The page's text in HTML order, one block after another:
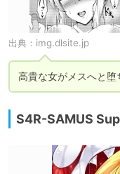
出典： img.dlsite.jp
高貴な女がメスへと堕
S4R-SAMUS